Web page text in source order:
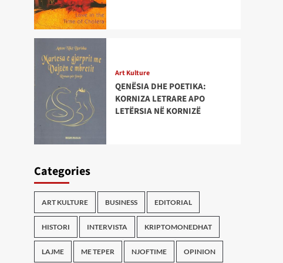
Art Kulture
QENËSIA DHE POETIKA:
KORNIZA LETRARE APO
LETËRSIA NË KORNIZË
Categories
ART KULTURE BUSINESS EDITORIAL
HISTORI INTERVISTA KRIPTOMONEDHAT
LAJME ME TEPER NJOFTIME OPINION